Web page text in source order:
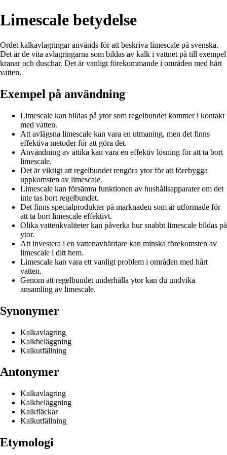
Limescale betydelse
Ordet kalkavlagringar används för att beskriva limescale på svenska.
Det är de vita avlagringarna som bildas av kalk i vattnet på till exempel
kranar och duschar. Det är vanligt förekommande i områden med hårt
vatten.
Exempel på användning
Limescale kan bildas på ytor som regelbundet kommer i kontakt
med vatten.
Att avlägsna limescale kan vara en utmaning, men det finns
effektiva metoder för att göra det.
Användning av ättika kan vara en effektiv lösning för att ta bort
limescale.
Det är viktigt att regelbundet rengöra ytor för att förebygga
uppkomsten av limescale.
Limescale kan försämra funktionen av hushållsapparater om det
inte tas bort regelbundet.
Det finns specialprodukter på marknaden som är utformade för
att ta bort limescale effektivt.
Olika vattenkvaliteter kan påverka hur snabbt limescale bildas på
ytor.
Att investera i en vattenavhärdare kan minska förekomsten av
limescale i ditt hem.
Limescale kan vara ett vanligt problem i områden med hårt
vatten.
Genom att regelbundet underhålla ytor kan du undvika
ansamling av limescale.
Synonymer
Kalkavlagring
Kalkbeläggning
Kalkutfällning
Antonymer
Kalkavlagring
Kalkbeläggning
Kalkfläckar
Kalkutfällning
Etymologi